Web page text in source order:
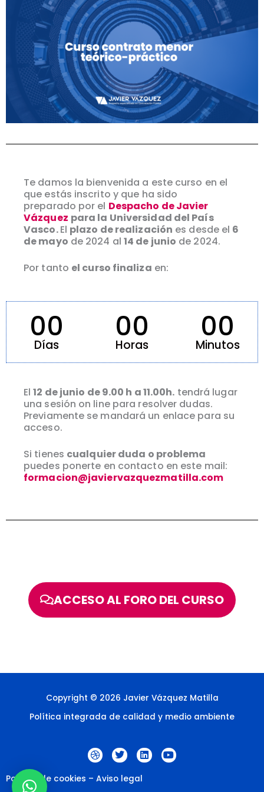
Te damos la bienvenida a este curso en el
que estás inscrito y que ha sido
preparado por el Despacho de Javier
Vázquez para la Universidad del País
Vasco.El plazo de realización es desde el 6
de mayo de 2024 al 14 de junio de 2024.
Por tanto el curso finaliza en:
00
Días
00
Horas
00
Minutos
El12 de junio de 9.00 h a 11.00h. tendrá lugar
una sesión on line para resolver dudas.
Previamente se mandará un enlace para su
acceso.
Si tienes cualquier duda o problema
puedes ponerte en contacto en este mail:
formacion@javiervazquezmatilla.com
ACCESO AL FORO DEL CURSO
Copyright © 2026 Javier Vázquez Matilla
Política integrada de calidad y medio ambiente
D
r
b
T
w
t
L
i
Y
o
Política de cookies – Aviso legal